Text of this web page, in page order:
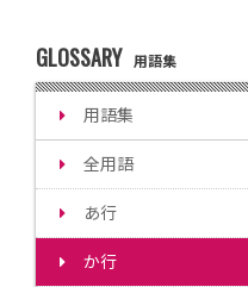
GLOSSARY 用語集
用語集
全用語
あ行
か行